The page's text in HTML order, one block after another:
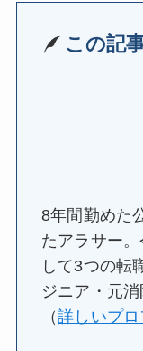
この記
8年間勤めた
たアラサー
して3つの転
ジニア・元
（詳しいプ